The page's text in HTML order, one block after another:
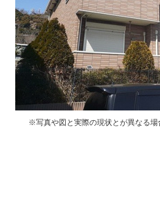
※写真や図と実際の現状とが異なる